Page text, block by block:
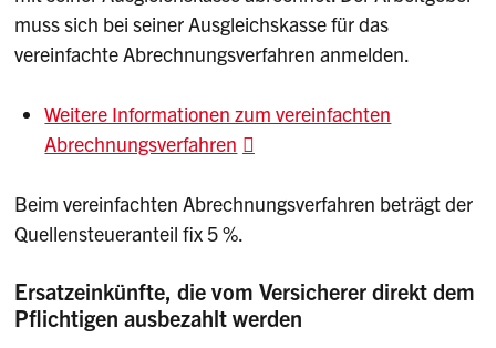
muss sich bei seiner Ausgleichskasse für das
vereinfachte Abrechnungsverfahren anmelden.
Weitere Informationen zum vereinfachten
Abrechnungsverfahren
Beim vereinfachten Abrechnungsverfahren beträgt der
Quellensteueranteil fix 5 %.
Ersatzeinkünfte, die vom Versicherer direkt dem
Pflichtigen ausbezahlt werden